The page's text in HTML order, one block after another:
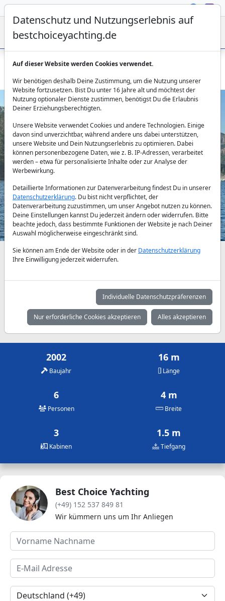
Motorboot Searay 500 Liberta: Tagestouren ab Göcek
Previous Next
Verfügbarkeiten und Tagespreise nach Absprache
Mai Juni
975 €
Juli
975 €
August
975 €
September
975 €
Oktober
975 €
2002
Baujahr
16 m
Länge
6
Personen
4 m
Breite
3
Kabinen
1.5 m
Tiefgang
Best Choice Yachting
(+49) 152 537 849 81
Wir kümmern uns um Ihr Anliegen
Datenschutz und Nutzungserlebnis auf
bestchoiceyachting.de
Auf dieser Website werden Cookies verwendet.
Wir benötigen deshalb Deine Zustimmung, um die Nutzung unserer
Website fortzusetzen. Bist Du unter 16 Jahre alt und möchtest der
Nutzung optionaler Dienste zustimmen, benötigst Du die Erlaubnis
Deiner Erziehungsberechtigten.
Unsere Website verwendet Cookies und andere Technologien. Einige
davon sind unverzichtbar, während andere uns dabei unterstützen,
unsere Website und Dein Nutzungserlebnis zu optimieren. Dabei
können personenbezogene Daten, wie z. B. IP-Adressen, verarbeitet
werden – etwa für personalisierte Inhalte oder zur Analyse der
Werbewirkung.
Detaillierte Informationen zur Datenverarbeitung findest Du in unserer
Datenschutzerklärung. Du bist nicht verpflichtet, der
Datenverarbeitung zuzustimmen, um unser Angebot nutzen zu können.
Deine Einstellungen kannst Du jederzeit ändern oder widerrufen. Bitte
beachte jedoch, dass bestimmte Funktionen der Website je nach Deiner
Auswahl möglicherweise eingeschränkt sind.
Sie können am Ende der Website oder in der Datenschutzerklärung
Ihre Einwilligung jederzeit widerrufen.
Individuelle Datenschutzpräferenzen
Nur erforderliche Cookies akzeptieren Alles akzeptieren